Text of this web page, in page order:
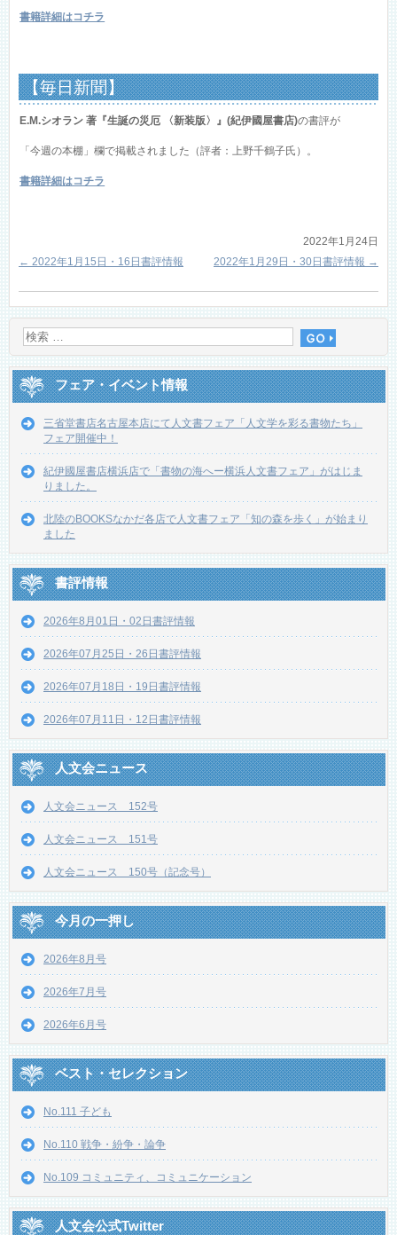
書籍詳細はコチラ
【毎日新聞】
E.M.シオラン 著『生誕の災厄 〈新装版〉』(紀伊國屋書店)の書評が
「今週の本棚」欄で掲載されました（評者：上野千鶴子氏）。
書籍詳細はコチラ
2022年1月24日
← 2022年1月15日・16日書評情報 2022年1月29日・30日書評情報 →
フェア・イベント情報
三省堂書店名古屋本店にて人文書フェア「人文学を彩る書物たち」
フェア開催中！
紀伊國屋書店横浜店で「書物の海へー横浜人文書フェア」がはじま
りました。
北陸のBOOKSなかだ各店で人文書フェア「知の森を歩く」が始まり
ました
書評情報
2026年8月01日・02日書評情報
2026年07月25日・26日書評情報
2026年07月18日・19日書評情報
2026年07月11日・12日書評情報
人文会ニュース
人文会ニュース 152号
人文会ニュース 151号
人文会ニュース 150号（記念号）
今月の一押し
2026年8月号
2026年7月号
2026年6月号
ベスト・セレクション
No.111 子ども
No.110 戦争・紛争・論争
No.109 コミュニティ、コミュニケーション
人文会公式Twitter